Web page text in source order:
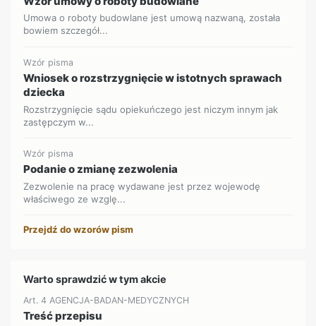
Umowa o roboty budowlane jest umową nazwaną, została
bowiem szczegół...
Wzór pisma
Wniosek o rozstrzygnięcie w istotnych sprawach
dziecka
Rozstrzygnięcie sądu opiekuńczego jest niczym innym jak
zastępczym w...
Wzór pisma
Podanie o zmianę zezwolenia
Zezwolenie na pracę wydawane jest przez wojewodę
właściwego ze wzglę...
Przejdź do wzorów pism
Warto sprawdzić w tym akcie
Art. 4 AGENCJA-BADAN-MEDYCZNYCH
Treść przepisu